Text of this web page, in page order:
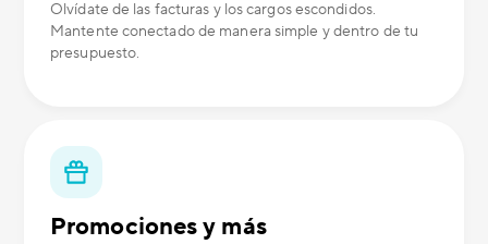
Olvídate de las facturas y los cargos escondidos.
Mantente conectado de manera simple y dentro de tu
presupuesto.
Promociones y más